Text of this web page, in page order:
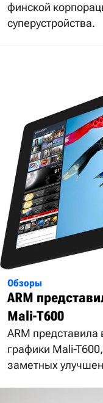
финской
суперустройства.
Обзоры
ARM
Mali-T600
ARM представила
графики Mali-
заметных